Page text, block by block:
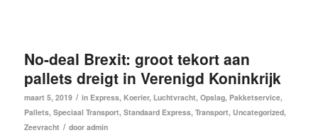
No-deal Brexit: groot tekort aan
pallets dreigt in Verenigd Koninkrijk
maart 5, 2019 / in Express, Koerier, Luchtvracht, Opslag, Pakketservice,
Pallets, Speciaal Transport, Standaard Express, Transport, Uncategorized,
Zeevracht / door admin